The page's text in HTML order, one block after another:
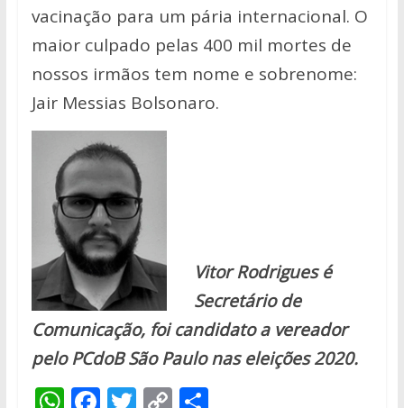
vacinação para um pária internacional. O
maior culpado pelas 400 mil mortes de
nossos irmãos tem nome e sobrenome:
Jair Messias Bolsonaro.
Vitor Rodrigues é
Secretário de
Comunicação, foi candidato a vereador
pelo PCdoB São Paulo nas eleições 2020.